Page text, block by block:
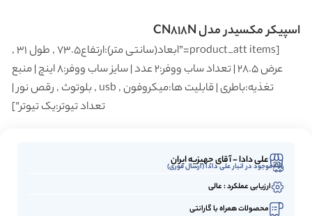
اسپیکر مکسیدر مدل CN818N
[product_att items=”ابعاد(سانتی متر):ارتفاع73.5 , طول 31 ,
عرض 28.5 | تعداد ساب ووفر:2 عدد | سایز ساب ووفر:8 اینچ | منبع
تغذیه:باطری | قابلیت ها:میکروفون , usb , بلوتوث , رقص نور |
تعداد تیوتر:یک تیوتر”]
علی دادا - آقای جهیزیه ایران
موجود در انبار علی دادا (ارسال فوری)
ارزیابی عملکرد : عالی
محصولات همراه با گارانتی